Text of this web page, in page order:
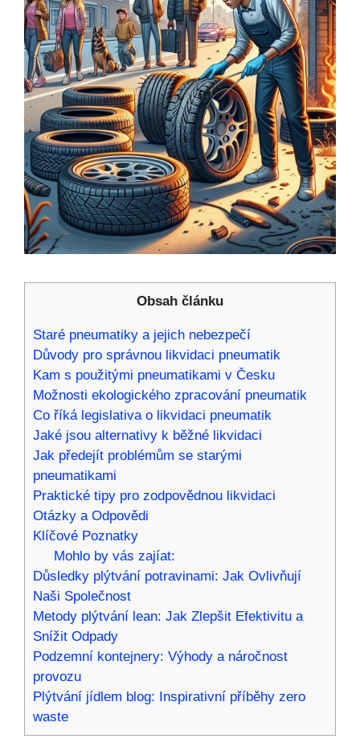
Obsah článku
Staré pneumatiky a jejich nebezpečí
Důvody pro správnou likvidaci pneumatik
Kam s použitými pneumatikami v Česku
Možnosti ekologického zpracování pneumatik
Co říká legislativa o likvidaci pneumatik
Jaké jsou alternativy k běžné likvidaci
Jak předejít problémům se starými
pneumatikami
Praktické tipy pro zodpovědnou likvidaci
Otázky a Odpovědi
Klíčové Poznatky
Mohlo by vás zajíat:
Důsledky plýtvání potravinami: Jak Ovlivňují
Naši Společnost
Metody plýtvání lean: Jak Zlepšit Efektivitu a
Snížit Odpady
Podzemní kontejnery: Výhody a náročnost
provozu
Plýtvání jídlem blog: Inspirativní příběhy zero
waste